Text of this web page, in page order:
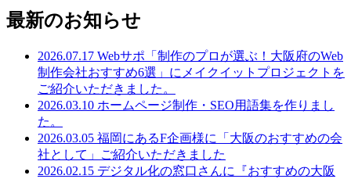
最新のお知らせ
2026.07.17 Webサポ「制作のプロが選ぶ！大阪府のWeb
制作会社おすすめ6選」にメイクイットプロジェクトを
ご紹介いただきました。
2026.03.10 ホームページ制作・SEO用語集を作りまし
た。
2026.03.05 福岡にあるF企画様に「大阪のおすすめの会
社として」ご紹介いただきました
2026.02.15 デジタル化の窓口さんに『おすすめの大阪